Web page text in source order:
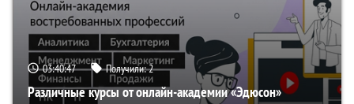
03:40:46 Получили:2
Различные курсы от онлайн-академии «Эдюсон»